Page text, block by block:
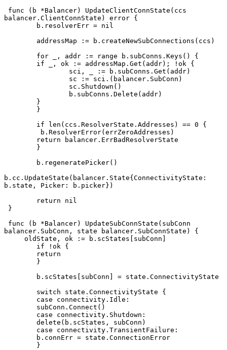
balancer.ClientConnState) error {
b.resolverErr = nil
addressMap := b.createNewSubConnections(ccs)
for _, addr := range b.subConns.Keys() {
     	if _, ok := addressMap.Get(addr); !ok {
         	sci, _ := b.subConns.Get(addr)
         	sc := sci.(balancer.SubConn)
         	sc.Shutdown()
         	b.subConns.Delete(addr)
     	}
}
if len(ccs.ResolverState.Addresses) == 0 {
         b.ResolverError(errZeroAddresses)
     	return balancer.ErrBadResolverState
}
b.regeneratePicker()
b.cc.UpdateState(balancer.State{ConnectivityState:
b.state, Picker: b.picker})
return nil
}
balancer.SubConn, state balancer.SubConnState) {
     oldState, ok := b.scStates[subConn]
if !ok {
     	return
}
b.scStates[subConn] = state.ConnectivityState
switch state.ConnectivityState {
case connectivity.Idle:
     	subConn.Connect()
case connectivity.Shutdown:
     	delete(b.scStates, subConn)
case connectivity.TransientFailure:
     	b.connErr = state.ConnectionError
}